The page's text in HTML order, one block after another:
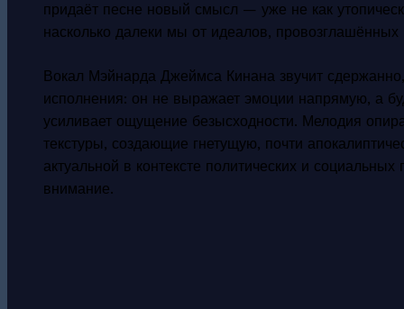
придаёт песне новый смысл — уже не как
насколько далеки мы от идеалов, провозглашённых
Вокал Мэйнарда Джеймса Кинана звучит
исполнения: он не выражает эмоции напрямую, а
усиливает ощущение безысходности. Мелодия
текстуры, создающие гнетущую, почти
актуальной в контексте политических и
внимание.